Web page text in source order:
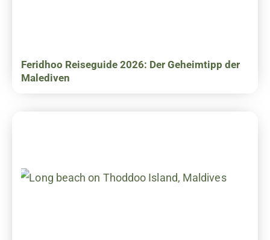
Feridhoo Reiseguide 2026: Der Geheimtipp der
Malediven